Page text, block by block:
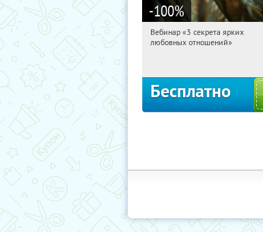
-100%
11:08:19
Вебинар «3 секрета ярких
любовных отношений»
Бесплатно